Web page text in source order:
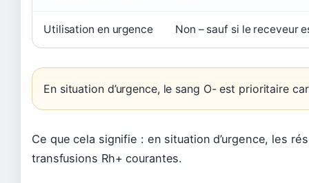
Utilisation en urgence Non – sauf si le receveur
En situation d’urgence, le sang O- est prioritaire
Ce que cela signifie : en situation d’urgence, les
transfusions Rh+ courantes.